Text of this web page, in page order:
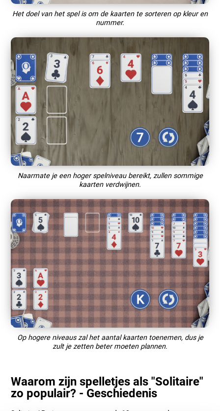
Het doel van het spel is om de kaarten te sorteren op kleur en
nummer.
Naarmate je een hoger spelniveau bereikt, zullen sommige
kaarten verdwijnen.
Op hogere niveaus zal het aantal kaarten toenemen, dus je
zult je zetten beter moeten plannen.
Waarom zijn spelletjes als "Solitaire"
zo populair? - Geschiedenis